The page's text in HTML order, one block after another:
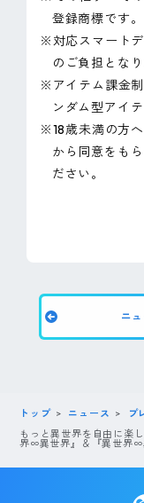
登録商標です。
※対応スマート
のご負担となり
※アイテム課金
ンダム型アイ
※18歳未満の方
から同意をも
ださい。
ニ
トップ ニュース
プ
もっと異世界を自由に楽
界∞異世界』＆『異世界∞